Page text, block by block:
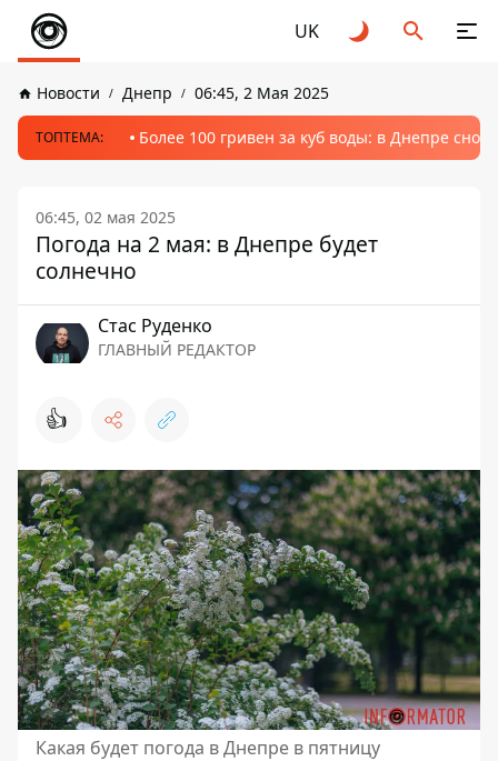
UK
Новости Днепр 06:45, 2 Мая 2025
ТОПТЕМА: Более 100 гривен за куб воды: в Днепре
06:45, 02 мая 2025
Погода на 2 мая: в Днепре будет
солнечно
Стаc Руденко
ГЛАВНЫЙ РЕДАКТОР
👍
Какая будет погода в Днепре в пятницу